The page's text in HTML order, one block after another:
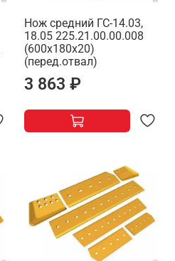
Нож средний ГС-14.03,
18.05 225.21.00.00.008
(600х180х20)
(перед.отвал)
3 863 ₽